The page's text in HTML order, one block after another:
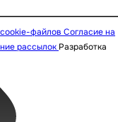
файлов Согласие на
рассылок Разработка